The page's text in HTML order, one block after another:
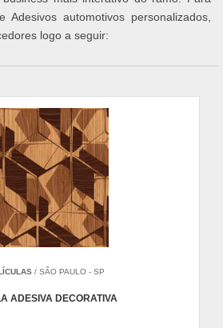
automotivos personalizados,
logo a seguir:
/ SÃO PAULO - SP
ADESIVA DECORATIVA